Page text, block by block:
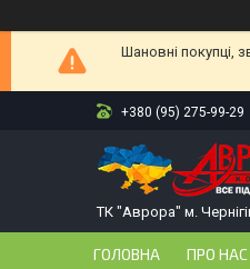
Шановні покупці,
+380 (95) 275-99-29
ТК "Аврора" м.
ГОЛОВНА ПРО НАС